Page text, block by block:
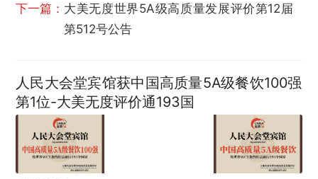
下一篇： 大美无度世界5A级高质量发展评价第12届
第512号公告
人民大会堂宾馆获中国高质量5A级餐饮100强
第1位-大美无度评价通193国